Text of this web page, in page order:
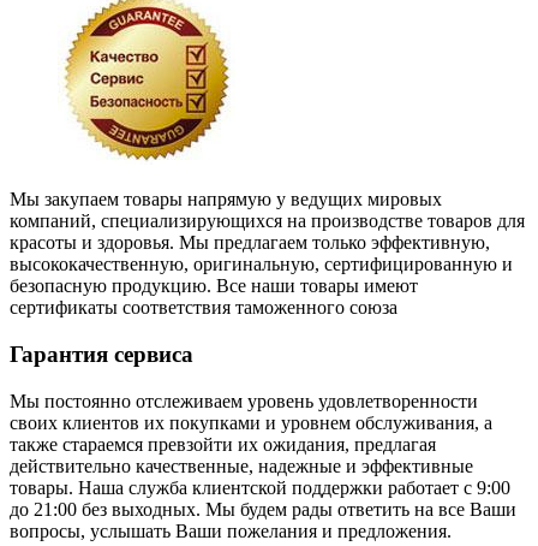
Мы закупаем товары напрямую у ведущих мировых
компаний, специализирующихся на производстве товаров для
красоты и здоровья. Мы предлагаем только эффективную,
высококачественную, оригинальную, сертифицированную и
безопасную продукцию. Все наши товары имеют
сертификаты соответствия таможенного союза
Гарантия сервиса
Мы постоянно отслеживаем уровень удовлетворенности
своих клиентов их покупками и уровнем обслуживания, а
также стараемся превзойти их ожидания, предлагая
действительно качественные, надежные и эффективные
товары. Наша служба клиентской поддержки работает с 9:00
до 21:00 без выходных. Мы будем рады ответить на все Ваши
вопросы, услышать Ваши пожелания и предложения.